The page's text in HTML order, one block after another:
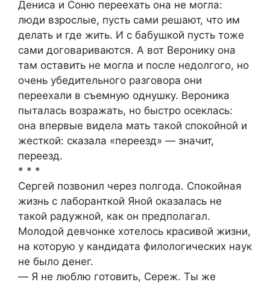
Дениса и Соню переехать она не могла:
люди взрослые, пусть сами решают, что им
делать и где жить. И с бабушкой пусть тоже
сами договариваются. А вот Веронику она
там оставить не могла и после недолгого, но
очень убедительного разговора они
переехали в съемную однушку. Вероника
пыталась возражать, но быстро осеклась:
она впервые видела мать такой спокойной и
жесткой: сказала «переезд» ― значит,
переезд.
* * *
Сергей позвонил через полгода. Спокойная
жизнь с лаборанткой Яной оказалась не
такой радужной, как он предполагал.
Молодой девчонке хотелось красивой жизни,
на которую у кандидата филологических наук
не было денег.
― Я не люблю готовить, Сереж. Ты же